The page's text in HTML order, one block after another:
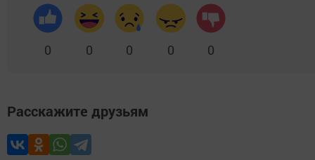
0 0 0 0 0
Расскажите друзьям